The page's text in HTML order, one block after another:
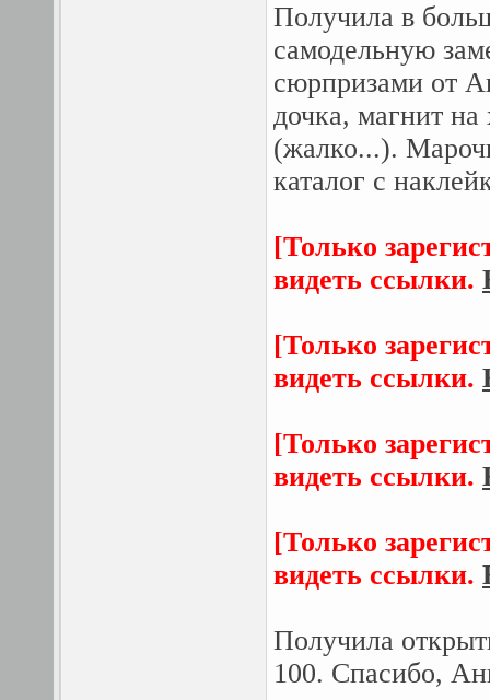
Получила в
самодельную
сюрпризами от
дочка, магнит
(жалко...).
каталог с
[Только
видеть ссылки.
[Только
видеть ссылки.
[Только
видеть ссылки.
[Только
видеть ссылки.
Получила
100. Спасибо,